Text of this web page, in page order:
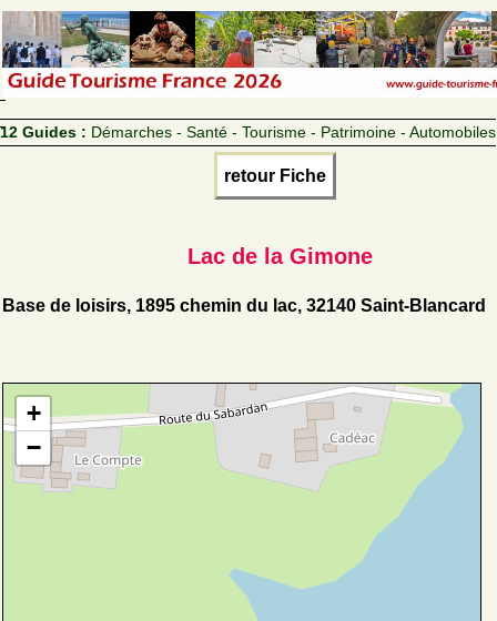
12 Guides : Démarches - Santé - Tourisme - Patrimoine - Automobiles
retour Fiche
Lac de la Gimone
Base de loisirs, 1895 chemin du lac, 32140 Saint-Blancard
+
−